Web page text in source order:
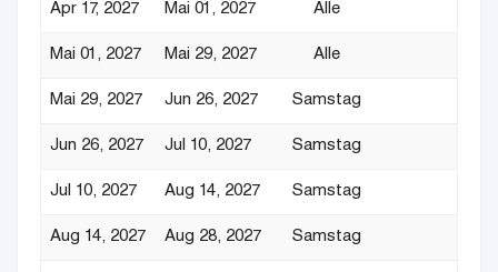
Apr 17, 2027 Mai 01, 2027 Alle
Mai 01, 2027 Mai 29, 2027 Alle
Mai 29, 2027 Jun 26, 2027 Samstag
Jun 26, 2027 Jul 10, 2027 Samstag
Jul 10, 2027 Aug 14, 2027 Samstag
Aug 14, 2027 Aug 28, 2027 Samstag